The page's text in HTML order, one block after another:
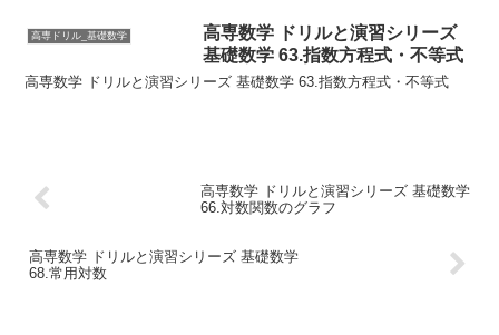
高専ドリル_基礎数学
高専数学 ドリルと演習シリーズ
基礎数学 63.指数方程式・不等式
高専数学 ドリルと演習シリーズ 基礎数学 63.指数方程式・不等式
高専数学 ドリルと演習シリーズ 基礎数学
66.対数関数のグラフ
高専数学 ドリルと演習シリーズ 基礎数学
68.常用対数